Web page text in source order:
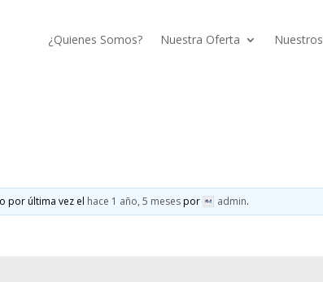
¿Quienes Somos? Nuestra Oferta
por última vez el hace 1 año, 5 mesespor admin.